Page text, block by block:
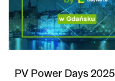
PV Power Days 2025